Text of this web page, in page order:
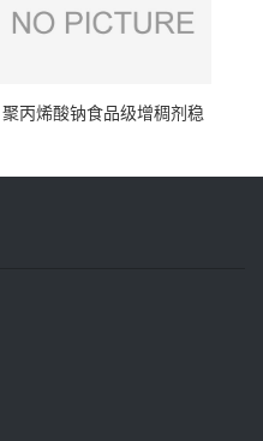
聚丙烯酸钠食品级增稠剂稳